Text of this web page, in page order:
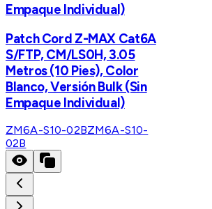
Empaque Individual)
Patch Cord Z-MAX Cat6A
S/FTP, CM/LS0H, 3.05
Metros (10 Pies), Color
Blanco, Versión Bulk (Sin
Empaque Individual)
ZM6A-S10-02BZM6A-S10-
02B